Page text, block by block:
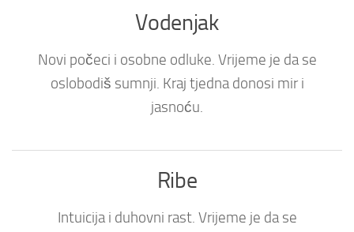
Vodenjak
Novi počeci i osobne odluke. Vrijeme je da se
oslobodiš sumnji. Kraj tjedna donosi mir i
jasnoću.
Ribe
Intuicija i duhovni rast. Vrijeme je da se